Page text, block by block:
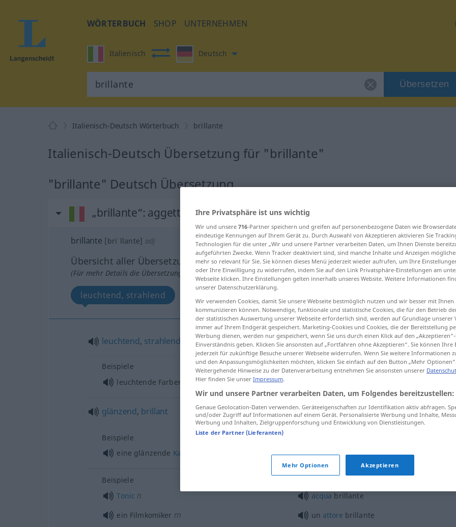
WÖRTERBUCH SHOP UNTERNEHMEN
Italienisch Deutsch
Übersetzen
Italienisch-Deutsch Wörterbuch brillante
Italienisch-Deutsch Übersetzung für "brillante"
"brillante" Deutsch Übersetzung
„brillante“: aggettivo
brillante [briˈllante] adj
Übersicht aller Übersetzungen
(Für mehr Details die Übersetzung anklicken/antippen)
leuchtend, strahlend
leuchtend, strahlend brillante
Beispiele
leuchtende Farben
glänzend, brillant brillante FIG
Beispiele
eine glänzende Karriere unacarrierabrillante
Beispiele
Tonic n acqua brillante
ein Filmkomiker m un attore brillante
Ihre Privatsphäre ist uns wichtig
Wir und unsere 716-Partner speichern und greifen auf personenbezogene Daten wie
eindeutige Kennungen auf Ihrem Gerät zu. Durch Auswahl von Akzeptieren aktivieren Sie
Technologien für die unter „Wir und unsere Partner verarbeiten Daten, um Ihnen Dienste
aufgeführten Zwecke. Wenn Tracker deaktiviert sind, sind manche Inhalte und Anzeigen
mehr so relevant für Sie. Sie können dieses Menü jederzeit wieder aufrufen, um Ihre
oder Ihre Einwilligung zu widerrufen, indem Sie auf den Link Privatsphäre-Einstellungen am
Webseite klicken. Ihre Einstellungen gelten innerhalb unseres Website. Weitere Informationen
unserer Datenschutzerklärung.
Wir verwenden Cookies, damit Sie unsere Webseite bestmöglich nutzen und wir besser mit Ihnen
kommunizieren können. Notwendige, funktionale und statistische Cookies, die für den Betrieb
der statistischen Auswertung unserer Webseite erforderlich sind, werden auf Grundlage unserer
immer auf Ihrem Endgerät gespeichert. Marketing-Cookies und Cookies, die der Bereitstellung
Werbung dienen, werden nur gespeichert, wenn Sie uns durch einen Klick auf den
Einverständnis geben. Klicken Sie ansonsten auf „Fortfahren ohne Akzeptieren“. Sie können Ihre
jederzeit für zukünftige Besuche unserer Webseite widerrufen. Wenn Sie weitere Informationen
und den Anpassungsmöglichkeiten möchten, klicken Sie einfach auf den Button „Mehr Optionen“.
Weitergehende Hinweise zu der Datenverarbeitung entnehmen Sie ansonsten unserer
Hier finden Sie unser Impressum.
Wir und unsere Partner verarbeiten Daten, um Folgendes bereitzustellen:
Genaue Geolocation-Daten verwenden. Geräteeigenschaften zur Identifikation aktiv abfragen.
und/oder Zugriff auf Informationen auf einem Gerät. Personalisierte Werbung und Inhalte,
Werbung und Inhalten, Zielgruppenforschung und Entwicklung von Dienstleistungen.
Liste der Partner (Lieferanten)
Mehr Optionen Akzeptieren